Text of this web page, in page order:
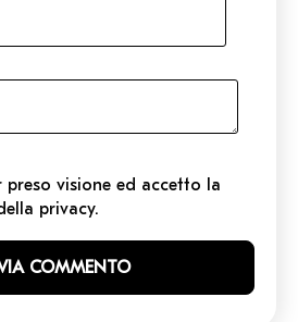
preso visione ed accetto la
privacy.